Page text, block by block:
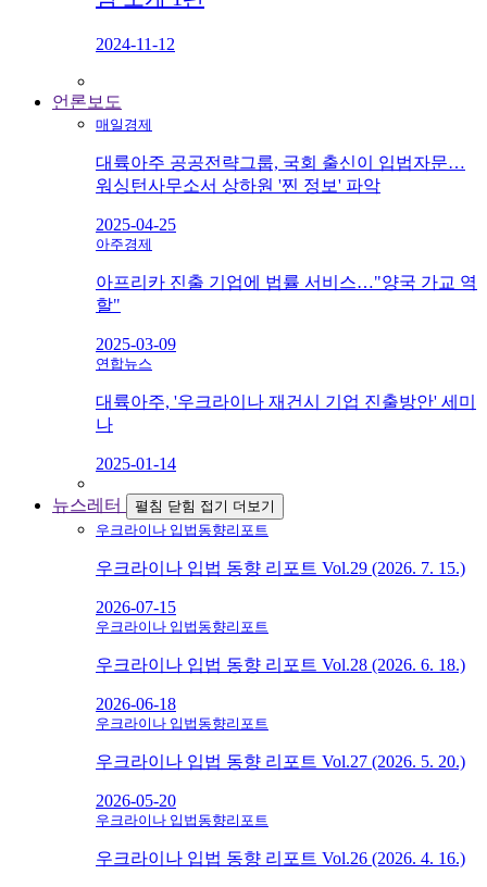
2024-11-12
언론보도
매일경제
대륙아주 공공전략그룹, 국회 출신이 입법자문…
워싱턴사무소서 상하원 '찐 정보' 파악
2025-04-25
아주경제
아프리카 진출 기업에 법률 서비스…"양국 가교 역
할"
2025-03-09
연합뉴스
대륙아주, '우크라이나 재건시 기업 진출방안' 세미
나
2025-01-14
뉴스레터 펼침 닫힘 접기 더보기
우크라이나 입법동향리포트
우크라이나 입법 동향 리포트 Vol.29 (2026. 7. 15.)
2026-07-15
우크라이나 입법동향리포트
우크라이나 입법 동향 리포트 Vol.28 (2026. 6. 18.)
2026-06-18
우크라이나 입법동향리포트
우크라이나 입법 동향 리포트 Vol.27 (2026. 5. 20.)
2026-05-20
우크라이나 입법동향리포트
우크라이나 입법 동향 리포트 Vol.26 (2026. 4. 16.)